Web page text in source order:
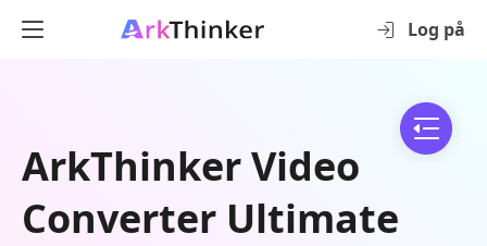
Log på
ArkThinker Video
Converter Ultimate